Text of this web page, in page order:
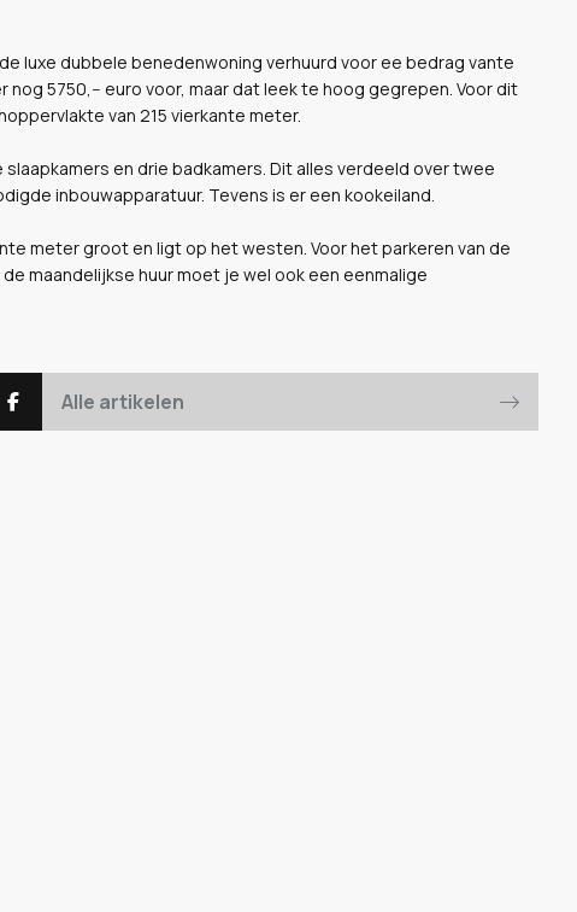
luxe dubbele benedenwoning verhuurd voor ee bedrag vante
nog 5750,-- euro voor, maar dat leek te hoog gegrepen. Voor dit
van 215 vierkante meter.
en drie badkamers. Dit alles verdeeld over twee
inbouwapparatuur. Tevens is er een kookeiland.
meter groot en ligt op het westen. Voor het parkeren van de
maandelijkse huur moet je wel ook een eenmalige
Alle artikelen